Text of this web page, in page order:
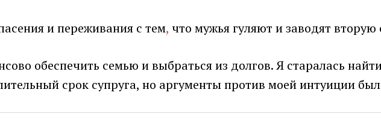
и переживания с тем, что мужья гуляют и заводят
обеспечить семью и выбраться из долгов. Я старалась
срок супруга, но аргументы против моей интуиции